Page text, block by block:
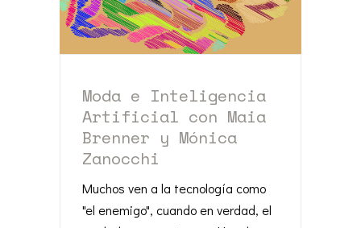
Moda e Inteligencia
Artificial con Maia
Brenner y Mónica
Zanocchi
Muchos ven a la tecnología como
"el enemigo", cuando en verdad, el